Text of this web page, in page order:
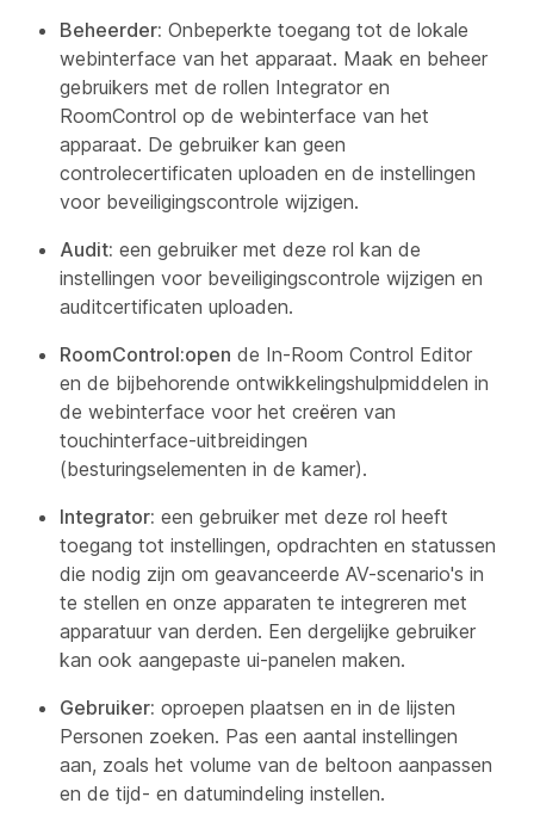
Beheerder: Onbeperkte toegang tot de lokale
webinterface van het apparaat. Maak en beheer
gebruikers met de rollen Integrator en
RoomControl op de webinterface van het
apparaat. De gebruiker kan geen
controlecertificaten uploaden en de instellingen
voor beveiligingscontrole wijzigen.
Audit: een gebruiker met deze rol kan de
instellingen voor beveiligingscontrole wijzigen en
auditcertificaten uploaden.
RoomControl:open de In-Room Control Editor
en de bijbehorende ontwikkelingshulpmiddelen in
de webinterface voor het creëren van
touchinterface-uitbreidingen
(besturingselementen in de kamer).
Integrator: een gebruiker met deze rol heeft
toegang tot instellingen, opdrachten en statussen
die nodig zijn om geavanceerde AV-scenario's in
te stellen en onze apparaten te integreren met
apparatuur van derden. Een dergelijke gebruiker
kan ook aangepaste ui-panelen maken.
Gebruiker: oproepen plaatsen en in de lijsten
Personen zoeken. Pas een aantal instellingen
aan, zoals het volume van de beltoon aanpassen
en de tijd- en datumindeling instellen.